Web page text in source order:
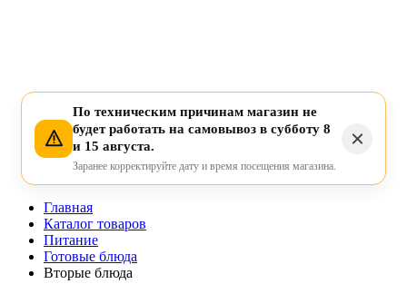
По техническим причинам магазин не
будет работать на самовывоз в субботу 8
и 15 августа.
Заранее корректируйте дату и время посещения магазина.
Главная
Каталог товаров
Питание
Готовые блюда
Вторые блюда